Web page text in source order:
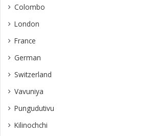
Colombo
London
France
German
Switzerland
Vavuniya
Pungudutivu
Kilinochchi